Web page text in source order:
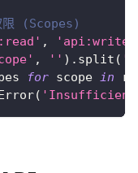
限 (Scopes)
, 'api:write'
, '' ) . split ( '
for scope in
( 'Insufficient